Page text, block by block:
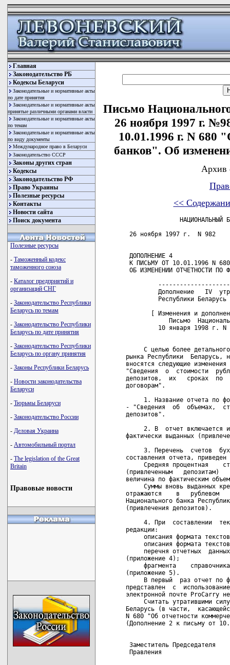
Главная
Законодательство РБ
Кодексы Беларуси
Законодательные и нормативные акты
по дате принятия
Законодательные и нормативные акты
принятые различными органами власти
Законодательные и нормативные акты
по темам
Законодательные и нормативные акты
по виду документы
Международное право в Беларуси
Законодательство СССР
Законы других стран
Кодексы
Законодательство РФ
Право Украины
Полезные ресурсы
Контакты
Новости сайта
Поиск документа
Полезные ресурсы
- Таможенный кодекс
таможенного союза
- Каталог предприятий и
организаций СНГ
- Законодательство Республики
Беларусь по темам
- Законодательство Республики
Беларусь по дате принятия
- Законодательство Республики
Беларусь по органу принятия
- Законы Республики Беларусь
- Новости законодательства
Беларуси
- Тюрьмы Беларуси
- Законодательство России
- Деловая Украина
- Автомобильный портал
- The legislation of the Great
Britain
Правовые новости
Письмо
26 ноября 1997 г.
10.01.1996 г. N 680
банков". Об
Архив
<<
НАЦИОНАЛЬНЫЙ БАНК РЕСПУБЛИКИ БЕЛАРУСЬ

 26 ноября 1997 г.  N 982


 ДОПОЛНЕНИЕ 4
 К ПИСЬМУ ОТ 10.01.1996 N 680 "ОБ ОТЧЕТНОСТИ КОММЕРЧЕСКИХ БАНКОВ"
 ОБ ИЗМЕНЕНИИ ОТЧЕТНОСТИ ПО ФОРМЕ 1704

         --------------------------------------------------------+++
         Дополнение   IV  утратило силу  письмом Национального банка  
         Республики Беларусь  от 30 января 2001 г. N 34-52/63 

       [ Изменения и дополнения:
            Письмо  Национального  банка   Республики   Беларусь  от
         10 января 1998 г. N 34-18/13. ]


     С целью более детального анализа состояния кредитно-депозитного
рынка Республики  Беларусь, начиная с отчетности  за январь 1998 г.,
вносятся следующие изменения и дополнения в отчетность по форме 1704
"Сведения  о  стоимости  рублевых  (инвалютных  в  СКВ)  кредитов  и
депозитов,  их   сроках  по  вновь   заключенным  и  перезаключенным
договорам".

     1. Название отчета по форме  1704 изложить в следующей редакции
- "Сведения  об  объемах,  стоимости   и  сроках  новых  кредитов  и
депозитов".

     2. В  отчет включается информация о новых кредитах (депозитах),
фактически выданных (привлеченных) в отчетном месяце.

     3. Перечень  счетов  бухгалтерского  учета,  используемых   для
составления отчета, приведен в приложении 1.
     Средняя процентная    ставка   по   вновь   выданным   кредитам
(привлеченным   депозитам)   рассчитывается   как   средневзвешенная
величина по фактическим объемам кредитов (депозитов).
     Суммы вновь выданных кредитов (привлеченных  депозитов)  в  СКВ
отражаются    в   рублевом   эквиваленте   по   официальному   курсу
Национального банка Республики  Беларусь  на  дату  выдачи  кредитов
(привлечения депозитов).

     4. При  составлении  текстового файла-отчета используются новые
редакции:
     описания формата текстового файла F1704.NNN (приложение 2);
     описания формата текстового файла F1704z.NNN (приложение 3);
     перечня отчетных  данных,  включаемых  в  текстовый  файл-отчет
(приложение 4);
     фрагмента    справочника   кодов    сроков   кредитов/депозитов
(приложение 5).
     В первый  раз отчет по форме 1704 в измененном виде должен быть
представлен  с  использованием  ранее  установленной  технологии  по
электронной почте ProCarry не позднее 12.00 10.02.1998.
     Считать утратившими силу письма Национального банка  Республики
Беларусь (в части,  касающейся  отчета  по форме 1704) от 10.01.1996
N 680 "Об отчетности коммерческих банков"  и  от  06.03.1996  N  711
(Дополнение 2 к письму от 10.01.1996 N 680).


 Заместитель Председателя
 Правления                                               П.В.Каллаур


                                       Приложение 1 утратило силу.
         --------------------------------------------------------+++
         Приложение  1  утратило  силу  письмом  Национального банка
         Республики Беларусь от 10 января 1998 г. N 34-18/13


                          ПЕРЕЧЕНЬ СЧЕТОВ,
             используемых для составления отчетности об
             объемах, стоимости и сроках новых кредитов

 Показатели                          Счета

 Всего               2020, 2030, 2050, 2101, 2103, 2111, 2112, 2120,
                     2131, 2132, 2133, 2134, 2139, 2150, 2301, 2303,
                     2311, 2312, 2320, 2330, 2350, 2411, 2412, 2421,
                     2422, 2423, 2424, 2429, 2520, 2530, 2550,
                     контокорентные счета

 В том числе
 юридическим
 лицам               2020, 2030, 2050, 2101, 2103, 2111, 2112, 2120,
                     2131, 2132, 2133, 2134, 2139, 2150, 2520, 2530,
                     2550, контокорентные счета

 Предпринимателям    2301, 2303, 2311, 2312, 2320, 2330, 2350
 без образования
 юридического лица

 Физическим лицам    2411, 2412, 2421, 2422, 2423, 2424, 2429


                          ПЕРЕЧЕНЬ СЧЕТОВ,
             используемых для составления отчетности об
      объемах, стоимости и сроках вновь привлеченных депозитов

 Показатели                                   Счета

 Всего               3014, 313, 3411, 3412, 3413, 3414, 3415, 343,
                     4920, 4950

 В том числе
 юридическим лицам   313, 3411, 3412, 3415, 343, 4920

 Предпринимателям
 без образования
 юридического лица   313, 3413, 4920

 Физическим лицам    3014, 3414, 4950
         --------------------------------------------------------+++

                                                        Приложение 2


           ФОРМАТ ТЕКСТОВОГО ФАЙЛА, СОДЕРЖАЩЕГО СВЕДЕНИЯ
     ОБ ОБЪЕМАХ, СТОИМОСТИ И СРОКАХ НОВЫХ КРЕДИТОВ И ДЕПОЗИТОВ

 (Для пересылки по электронной почте ProCarry коммерческими банками)

 Имя файла: F1704.NNN
 Почтовый адрес ProCarry:
 для банков, обслуживаемых на уровне ГУ НБ -
 п/я соответствующего ГУ НБ РБ,
 для банков, обслуживаемых на уровне центр. аппарата НБ РБ -
 MAKET.NBRB

 Текст:
 --------------------------¬
 ¦  maket "F1704"          ¦
 ¦ #branch NNN             ¦
 ¦ #month  MM              ¦
 ¦ #year YY                ¦
 ¦ #version VR             ¦
 ¦ #clerk "name"           ¦
 ¦ #phone "number"         ¦
 ¦ #postclerk "pcname"     ¦
 ¦ #postphone "pcnumber"   ¦
 ¦ K1,K2,K3,K4,X1,X2       ¦
 ¦ .....................   ¦
 L--------------------------
     где:
     NNN      - код банка (головного учреждения),
     MM       - номер отчетного месяца;
     YY       - год (2 знака),
     VR       - порядковый номер версии файла (начиная с "1")